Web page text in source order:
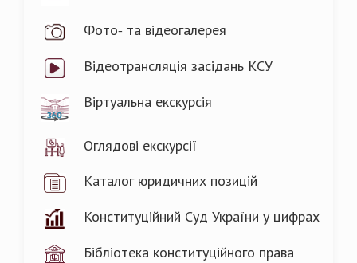
Фото- та відеогалерея
Відеотрансляція засідань КСУ
Віртуальна екскурсія
Оглядові екскурсії
Каталог юридичних позицій
Конституційний Суд України у цифрах
Бібліотека конституційного права